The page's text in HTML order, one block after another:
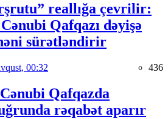
reallığa çevrilir:
Qafqazı dəyişə
sürətləndirir
00:32 436
Qafqazda
rəqabət aparır